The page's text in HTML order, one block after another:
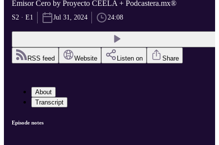
Emisor Cero by Proyecto CEELA + Podcastera.mx®
S2 · E1 Jul 31, 2024 24:08
RSS feed Website Listen on Share
About
Transcript
Episode notes